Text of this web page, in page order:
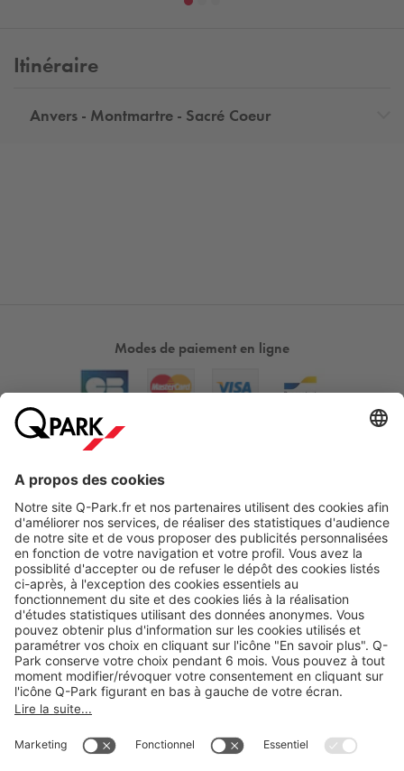
Itinéraire
Anvers - Montmartre - Sacré Coeur
Modes de paiement en ligne
Nos produits
Nos services
Cookies